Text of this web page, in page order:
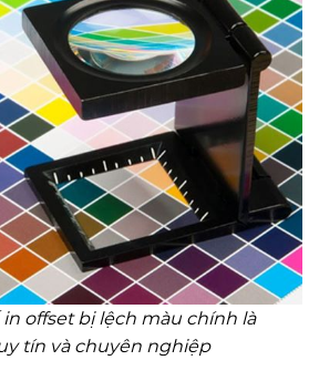
offset bị lệch màu chính là
tín và chuyên nghiệp